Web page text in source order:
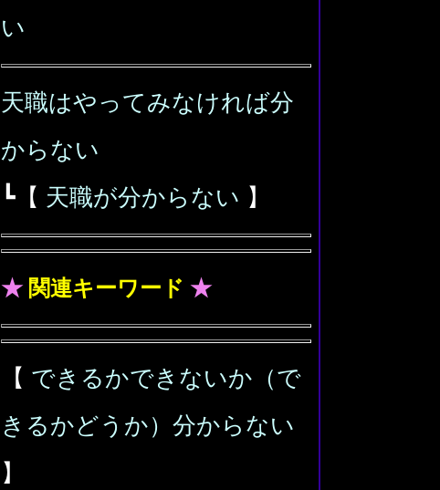
い
天職はやってみなければ分
からない
┗【 天職が分からない 】
★ 関連キーワード ★
【 できるかできないか（で
きるかどうか）分からない
】